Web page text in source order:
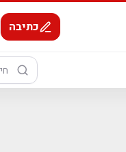
כתיבה
חיפוש: